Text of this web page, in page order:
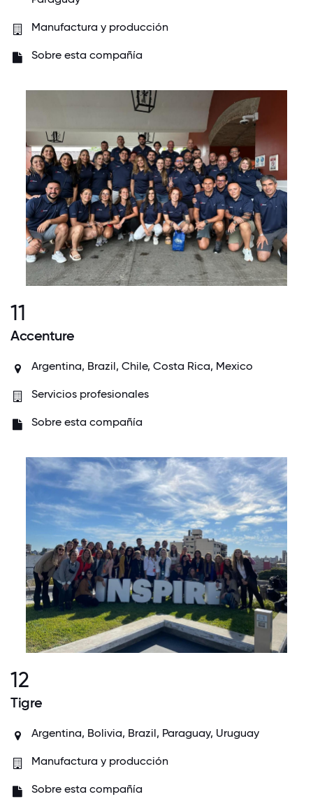
Manufactura y producción
Sobre esta compañía
11
Accenture
Argentina, Brazil, Chile, Costa Rica, Mexico
Servicios profesionales
Sobre esta compañía
12
Tigre
Argentina, Bolivia, Brazil, Paraguay, Uruguay
Manufactura y producción
Sobre esta compañía